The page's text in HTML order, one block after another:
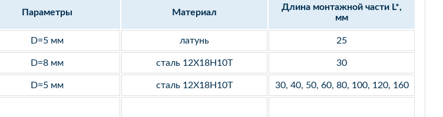
Параметры Материал
Длина монтажной части L*,
мм
D=5 мм латунь 25
D=8 мм сталь 12Х18Н10Т 30
D=5 мм сталь 12Х18Н10Т 30, 40, 50, 60, 80, 100, 120, 160